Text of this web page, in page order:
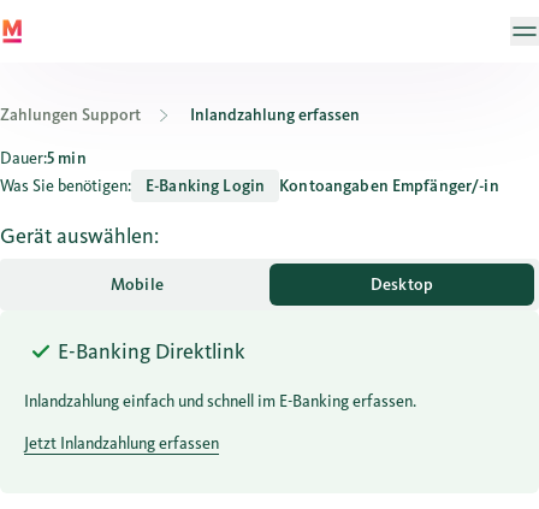
Zahlungen Support Inlandzahlung erfassen
Wie erfasse ich eine Inlandzahlung im E-Banking?
Dauer:5 min
Was Sie benötigen:
E-Banking Login Kontoangaben Empfänger/-in
Gerät auswählen:
Mobile Desktop
E-Banking Direktlink
Inlandzahlung einfach und schnell im E-Banking erfassen.
Jetzt Inlandzahlung erfassen